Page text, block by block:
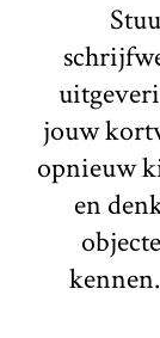
jouw
opnieuw
en
kennen.